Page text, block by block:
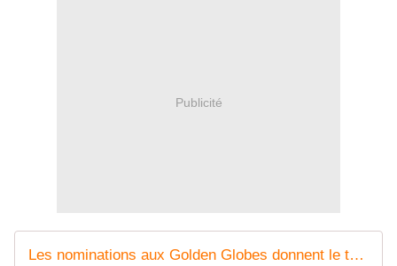
Publicité
Les nominations aux Golden Globes donnent le ton de la saison des prix à Hollywood